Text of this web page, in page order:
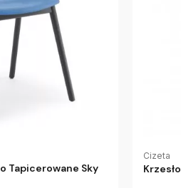
Tapicerowane Sky
Cizeta